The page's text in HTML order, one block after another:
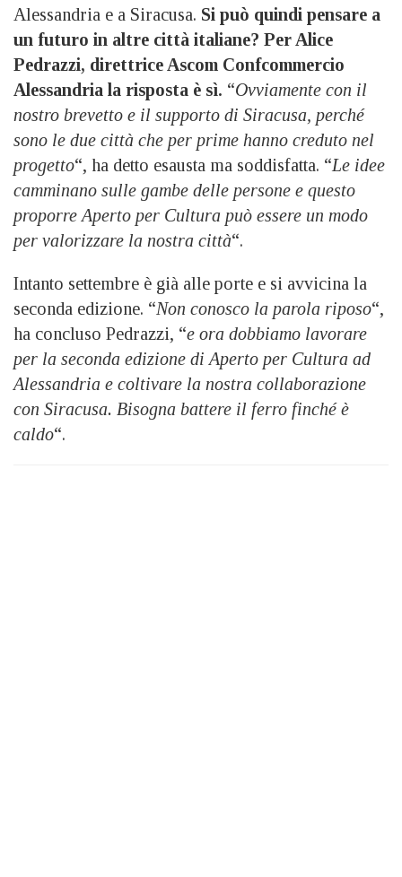
Alessandria e a Siracusa. Si può quindi pensare a
un futuro in altre città italiane? Per Alice
Pedrazzi, direttrice Ascom Confcommercio
Alessandria la risposta è sì. “Ovviamente con il
nostro brevetto e il supporto di Siracusa, perché
sono le due città che per prime hanno creduto nel
progetto“, ha detto esausta ma soddisfatta. “Le idee
camminano sulle gambe delle persone e questo
proporre Aperto per Cultura può essere un modo
per valorizzare la nostra città“.
Intanto settembre è già alle porte e si avvicina la
seconda edizione. “Non conosco la parola riposo“,
ha concluso Pedrazzi, “e ora dobbiamo lavorare
per la seconda edizione di Aperto per Cultura ad
Alessandria e coltivare la nostra collaborazione
con Siracusa. Bisogna battere il ferro finché è
caldo“.